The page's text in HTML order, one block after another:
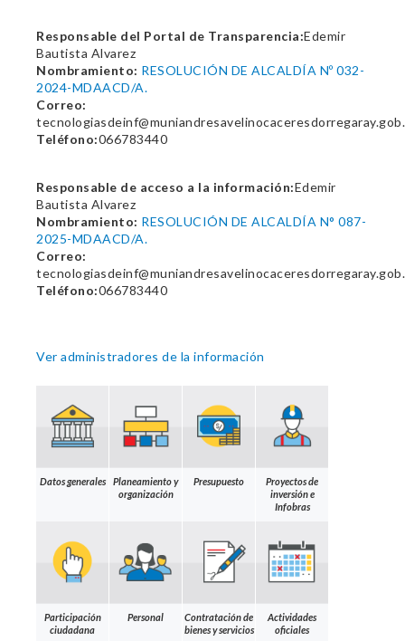
Responsable del Portal de Transparencia:Edemir
Bautista Alvarez
Nombramiento: RESOLUCIÓN DE ALCALDÍA Nº 032-
2024-MDAACD/A.
Correo:
Teléfono:066783440
Responsable de acceso a la información:Edemir
Bautista Alvarez
Nombramiento: RESOLUCIÓN DE ALCALDÍA N° 087-
2025-MDAACD/A.
Correo:
Teléfono:066783440
Ver administradores de la información
Datos generales
Planeamiento y
organización
Presupuesto
Proyectos de
inversión e
Infobras
Participación
ciudadana
Personal
Contratación de
bienes y servicios
Actividades
oficiales